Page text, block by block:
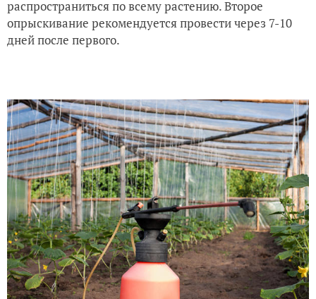
распространиться по всему растению. Второе
опрыскивание рекомендуется провести через 7-10
дней после первого.